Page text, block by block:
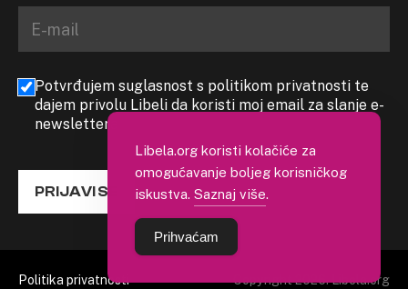
Potvrđujem suglasnost s politikom privatnosti te
dajem privolu Libeli da koristi moj email za slanje e-
newslettera
PRIJAVI SE
Politika privatnosti Copyright 2026. Libela.org
Libela.org koristi kolačiće za
omogućavanje boljeg korisničkog
iskustva. Saznaj više.
Prihvaćam